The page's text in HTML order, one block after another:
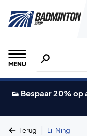
MENU
Zoeken
👟 Bespaar 20% op
Terug | Li-Ning